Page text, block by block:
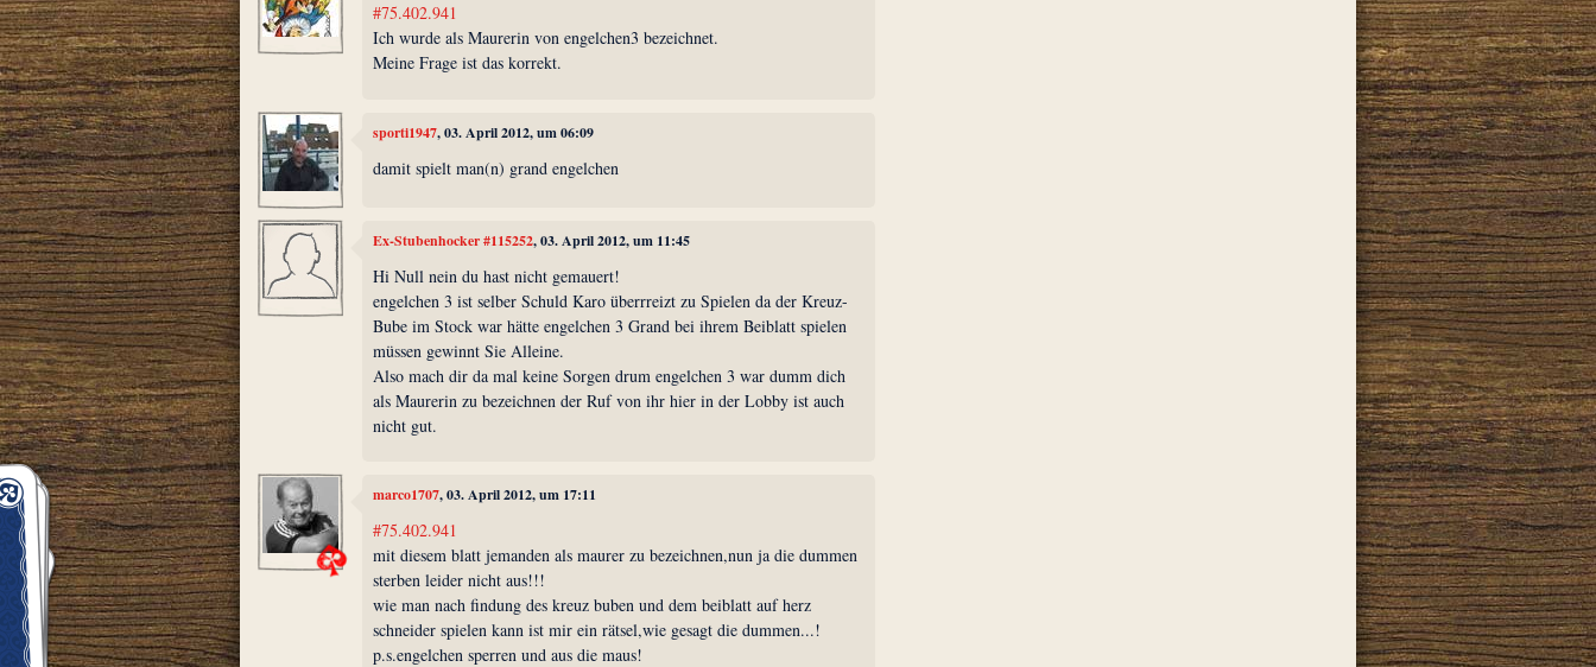
#75.402.941
Ich wurde als Maurerin von engelchen3 bezeichnet.
Meine Frage ist das korrekt.
sporti1947, 03. April 2012, um 06:09
damit spielt man(n) grand engelchen
Ex-Stubenhocker #115252, 03. April 2012, um 11:45
Hi Null nein du hast nicht gemauert!
engelchen 3 ist selber Schuld Karo überrreizt zu Spielen da der Kreuz-
Bube im Stock war hätte engelchen 3 Grand bei ihrem Beiblatt spielen
müssen gewinnt Sie Alleine.
Also mach dir da mal keine Sorgen drum engelchen 3 war dumm dich
als Maurerin zu bezeichnen der Ruf von ihr hier in der Lobby ist auch
nicht gut.
marco1707, 03. April 2012, um 17:11
#75.402.941
mit diesem blatt jemanden als maurer zu bezeichnen,nun ja die dummen
sterben leider nicht aus!!!
wie man nach findung des kreuz buben und dem beiblatt auf herz
schneider spielen kann ist mir ein rätsel,wie gesagt die dummen...!
p.s.engelchen sperren und aus die maus!